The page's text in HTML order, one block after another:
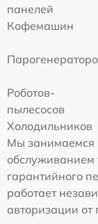
панелей
Кофемашин
Роботов-
пылесосов
Холодильников
Мы занимаемся
обслуживанием
гарантийного
работает
авторизации